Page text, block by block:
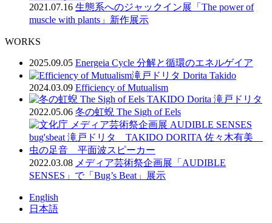
2021.07.16 生態系へのジャックイン展「The power of
muscle with plants」新作展示
WORKS
2025.09.05 Energeia Cycle 分解と循環のエネルゲイア
2024.03.09 Efficiency of Mutualism
2022.05.06 冬の虹蜺 The Sigh of Eels
2022.03.08 メディア芸術祭企画展「AUDIBLE
SENSES」で「Bug’s Beat」展示
English
日本語